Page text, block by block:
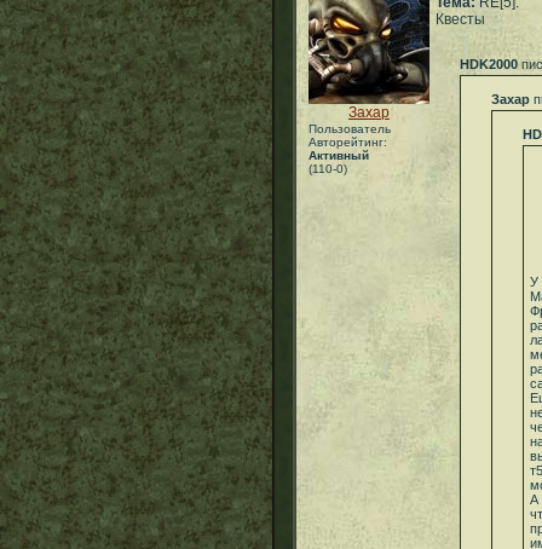
Захар
Пользователь
Авторейтинг:
Активный
(110-0)
Квесты
HDK2000
Захар
У
А